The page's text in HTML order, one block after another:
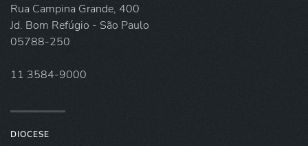
Rua Campina Grande, 400
Jd. Bom Refúgio - São Paulo
05788-250
11 3584-9000
DIOCESE